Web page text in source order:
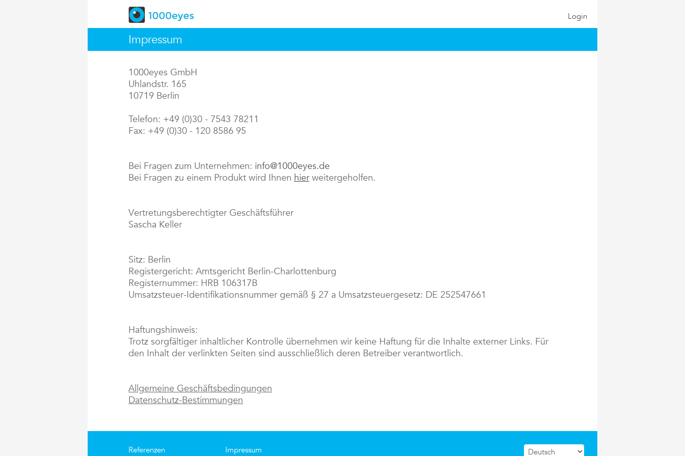
Login
Impressum
1000eyes GmbH
Uhlandstr. 165
10719 Berlin
Telefon: +49 (0)30 - 7543 78211
Fax: +49 (0)30 - 120 8586 95
Bei Fragen zum Unternehmen: info@1000eyes.de
Bei Fragen zu einem Produkt wird Ihnen hier weitergeholfen.
Vertretungsberechtigter Geschäftsführer
Sascha Keller
Sitz: Berlin
Registergericht: Amtsgericht Berlin-Charlottenburg
Registernummer: HRB 106317B
Umsatzsteuer-Identifikationsnummer gemäß § 27 a Umsatzsteuergesetz: DE 252547661
Haftungshinweis:
Trotz sorgfältiger inhaltlicher Kontrolle übernehmen wir keine Haftung für die Inhalte externer Links. Für
den Inhalt der verlinkten Seiten sind ausschließlich deren Betreiber verantwortlich.
Allgemeine Geschäftsbedingungen
Datenschutz-Bestimmungen
Referenzen Impressum